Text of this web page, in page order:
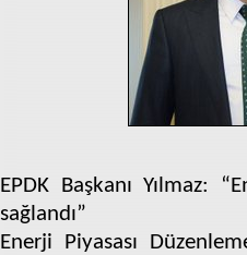
EPDK Başkanı Yılmaz:
sağlandı”
Enerji Piyasası